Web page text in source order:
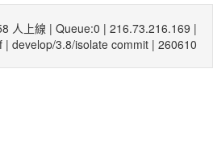
人上線 | Queue:0 | 216.73.216.169 |
| develop/3.8/isolate commit | 260610